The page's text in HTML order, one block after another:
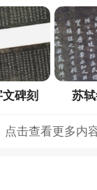
碑刻 苏
点击查看更多内